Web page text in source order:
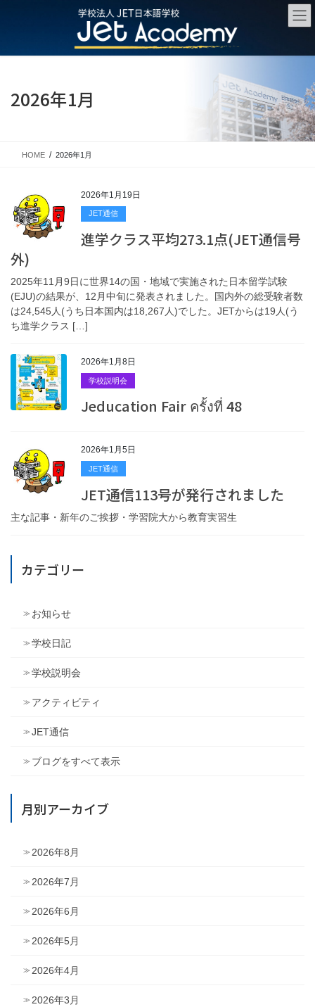
2026年1月
HOME 2026年1月
2026年1月19日
JET通信
進学クラス平均273.1点(JET通信号
外)
2025年11月9日に世界14の国・地域で実施された日本留学試験
(EJU)の結果が、12月中旬に発表されました。国内外の総受験者数
は24,545人(うち日本国内は18,267人)でした。JETからは19人(う
ち進学クラス […]
2026年1月8日
学校説明会
Jeducation Fair ครั้งที่ 48
2026年1月5日
JET通信
JET通信113号が発行されました
主な記事・新年のご挨拶・学習院大から教育実習生
カテゴリー
お知らせ
学校日記
学校説明会
アクティビティ
JET通信
ブログをすべて表示
月別アーカイブ
2026年8月
2026年7月
2026年6月
2026年5月
2026年4月
2026年3月